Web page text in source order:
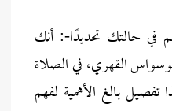
في حالتك تحديدًا-: أنك
القهري، في الصلاة
تفصيل بالغ الأهمية لفهم